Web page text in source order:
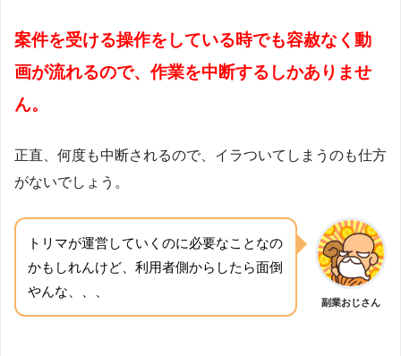
案件を受ける操作をしている時でも容赦なく動
画が流れるので、作業を中断するしかありませ
ん。
正直、何度も中断されるので、イラついてしまうのも仕方
がないでしょう。
トリマが運営していくのに必要なことなの
かもしれんけど、利用者側からしたら面倒
やんな、、、
副業おじさん